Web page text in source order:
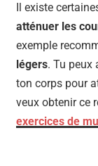
Il existe
atténuer les
exemple
légers. Tu
ton corps pour
veux obtenir ce
exercices de